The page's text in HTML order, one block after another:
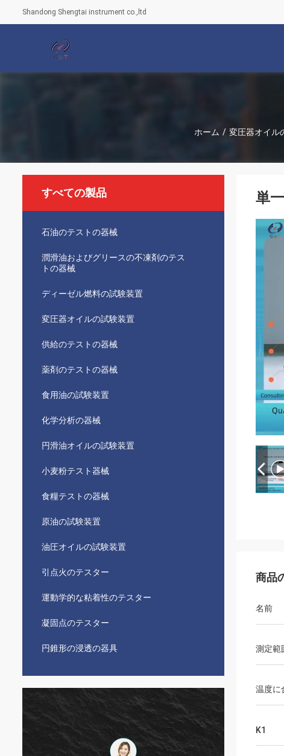
Shandong Shengtai instrument co.,ltd
ホーム / 変圧器オイル
すべての製品
石油のテストの器械
潤滑油およびグリースの不凍剤のテス
トの器械
ディーゼル燃料の試験装置
変圧器オイルの試験装置
供給のテストの器械
薬剤のテストの器械
食用油の試験装置
化学分析の器械
円滑油オイルの試験装置
小麦粉テスト器械
食糧テストの器械
原油の試験装置
油圧オイルの試験装置
引点火のテスター
運動学的な粘着性のテスター
凝固点のテスター
円錐形の浸透の器具
単
商品
名前
測定範
温度に
K1